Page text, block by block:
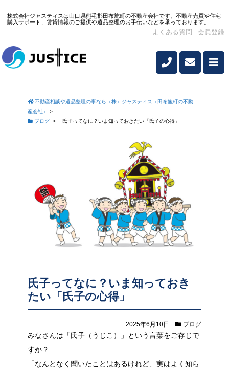
株式会社ジャスティスは山口県熊毛郡田布施町の不動産会社です。不動産売買や住宅
購入サポート、賃貸情報のご提供や遺品整理のお手伝いなどを承っております。
よくある質問 会員登録
不動産相談や遺品整理の事なら（株）ジャスティス（田布施町の不動
産会社）
>
ブログ > 氏子ってなに？いま知っておきたい「氏子の心得」
氏子ってなに？いま知っておき
たい「氏子の心得」
2025年6月10日 ブログ
みなさんは「氏子（うじこ）」という言葉をご存じで
すか？
「なんとなく聞いたことはあるけれど、実はよく知ら